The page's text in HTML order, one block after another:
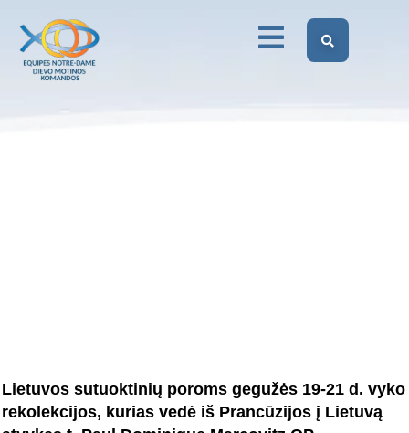
Dievo Motinos Komandos Lietuvoje
Be kategorijos
Rekolekcijos su t. P. D. Markovitz OP, ŠILUVA
Lietuvos sutuoktinių poroms gegužės 19-21 d. vyko
rekolekcijos, kurias vedė iš Prancūzijos į Lietuvą